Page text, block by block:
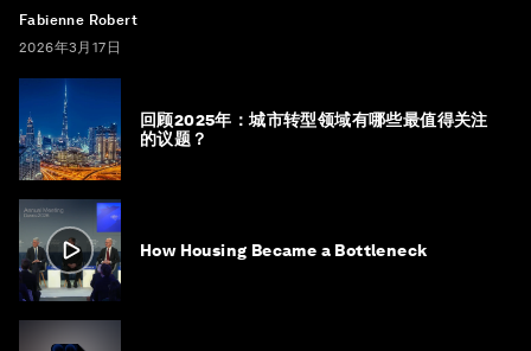
Fabienne Robert
2026年3月17日
回顾2025年：城市转型领域有哪些最值得关注
的议题？
How Housing Became a Bottleneck